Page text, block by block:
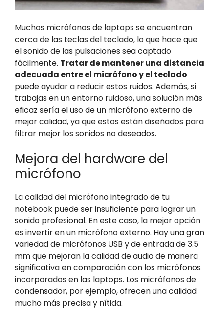
Muchos micrófonos de laptops se encuentran
cerca de las teclas del teclado, lo que hace que
el sonido de las pulsaciones sea captado
fácilmente. Tratar de mantener una distancia
adecuada entre el micrófono y el teclado
puede ayudar a reducir estos ruidos. Además, si
trabajas en un entorno ruidoso, una solución más
eficaz sería el uso de un micrófono externo de
mejor calidad, ya que estos están diseñados para
filtrar mejor los sonidos no deseados.
Mejora del hardware del
micrófono
La calidad del micrófono integrado de tu
notebook puede ser insuficiente para lograr un
sonido profesional. En este caso, la mejor opción
es invertir en un micrófono externo. Hay una gran
variedad de micrófonos USB y de entrada de 3.5
mm que mejoran la calidad de audio de manera
significativa en comparación con los micrófonos
incorporados en las laptops. Los micrófonos de
condensador, por ejemplo, ofrecen una calidad
mucho más precisa y nítida.